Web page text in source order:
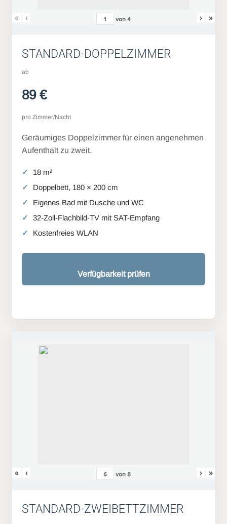
« ‹ von4 › »
STANDARD-DOPPELZIMMER
ab
89 €
pro Zimmer/Nacht
Geräumiges Doppelzimmer für einen angenehmen
Aufenthalt zu zweit.
18 m²
Doppelbett, 180 × 200 cm
Eigenes Bad mit Dusche und WC
32-Zoll-Flachbild-TV mit SAT-Empfang
Kostenfreies WLAN
Verfügbarkeit prüfen
« ‹ von8 › »
STANDARD-ZWEIBETTZIMMER